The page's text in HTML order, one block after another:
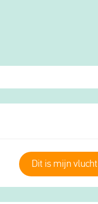
Dit is mijn vlucht